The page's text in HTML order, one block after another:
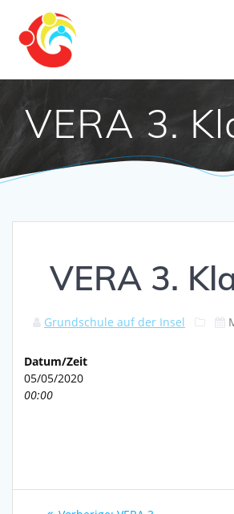
VERA 3.
VERA 3.
Grundschule auf der Insel
Datum/Zeit
05/05/2020
00:00